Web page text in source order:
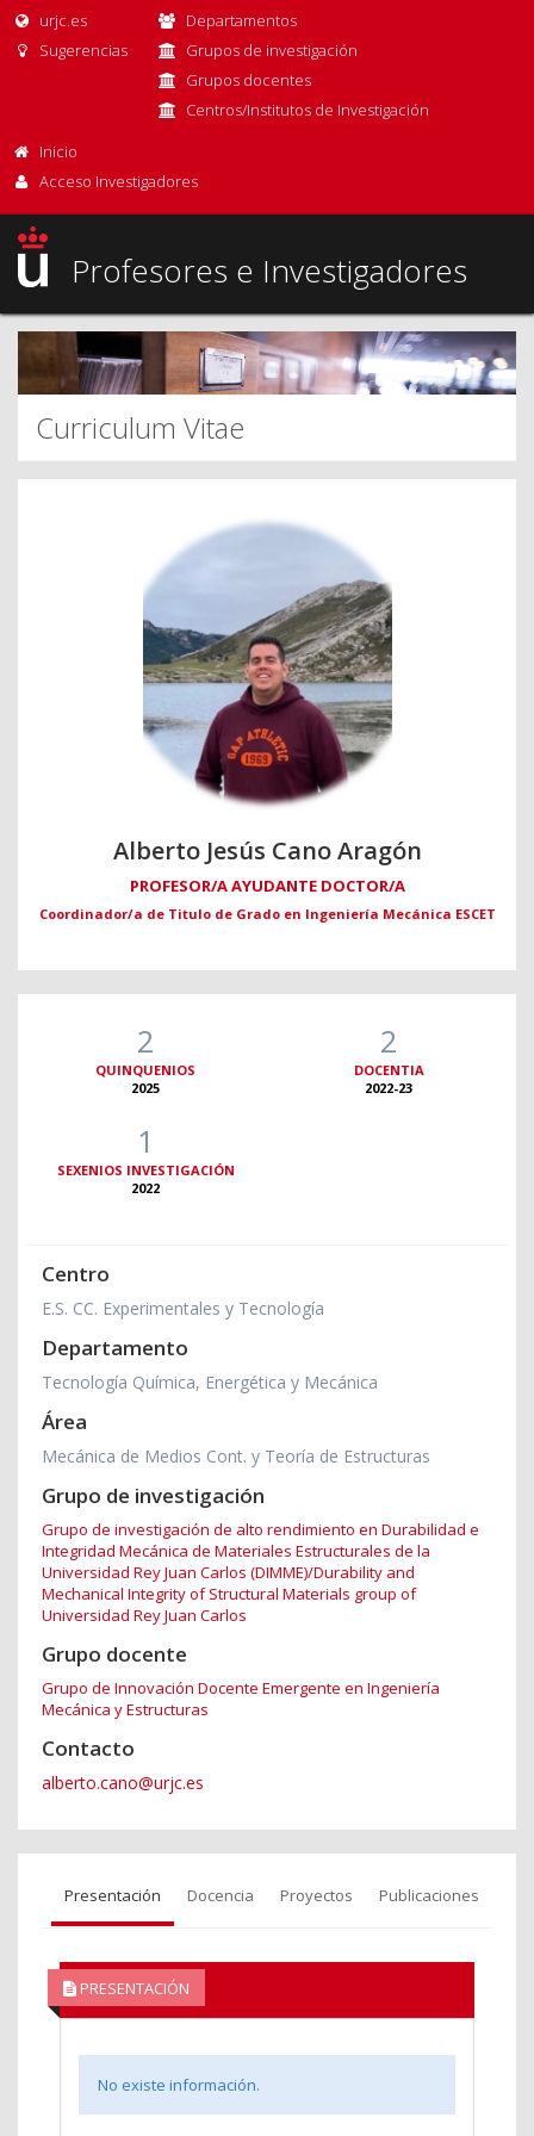
urjc.es
Sugerencias
Departamentos
Grupos de investigación
Grupos docentes
Centros/Institutos de Investigación
Inicio
Acceso Investigadores
Profesores e Investigadores
Curriculum Vitae
Alberto Jesús Cano Aragón
PROFESOR/A AYUDANTE DOCTOR/A
Coordinador/a de Titulo de Grado en Ingeniería Mecánica ESCET
2
QUINQUENIOS
2025
2
DOCENTIA
2022-23
1
SEXENIOS INVESTIGACIÓN
2022
Centro
E.S. CC. Experimentales y Tecnología
Departamento
Tecnología Química, Energética y Mecánica
Área
Mecánica de Medios Cont. y Teoría de Estructuras
Grupo de investigación
Grupo de investigación de alto rendimiento en Durabilidad e
Integridad Mecánica de Materiales Estructurales de la
Universidad Rey Juan Carlos (DIMME)/Durability and
Mechanical Integrity of Structural Materials group of
Universidad Rey Juan Carlos
Grupo docente
Grupo de Innovación Docente Emergente en Ingeniería
Mecánica y Estructuras
Contacto
alberto.cano@urjc.es
Presentación Docencia Proyectos Publicaciones
PRESENTACIÓN
No existe información.